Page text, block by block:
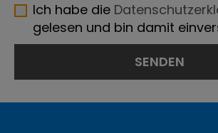
Ich habe die
gelesen und bin damit